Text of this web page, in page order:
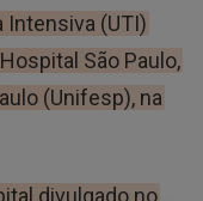
Intensiva (UTI)
São Paulo,
(Unifesp), na